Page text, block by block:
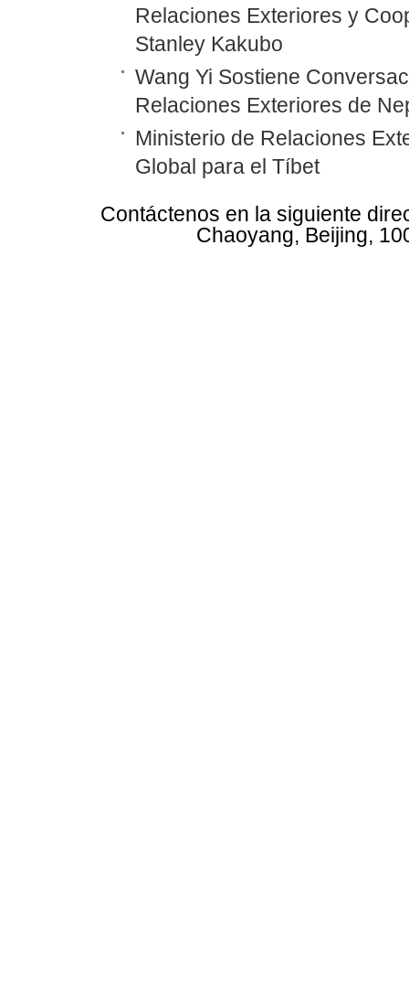
Relaciones Exteriores y
Stanley Kakubo
Wang Yi Sostiene
Relaciones Exteriores de
Ministerio de Relaciones
Global para el Tíbet
Contáctenos en la siguiente
Chaoyang, Beijing,